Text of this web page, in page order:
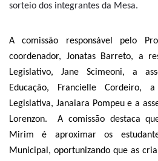
sorteio dos integrantes da Mesa.
A comissão responsável pelo
coordenador, Jonatas Barreto, a
Legislativo, Jane Scimeoni, a
Educação, Francielle Cordeiro,
Legislativa, Janaiara Pompeu e a
Lorenzon. A comissão destaca
Mirim é aproximar os
Municipal, oportunizando que as